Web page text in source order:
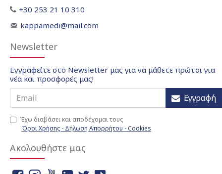
+30 253 21 10 310
kappamedi@mail.com
Newsletter
Εγγραφείτε στο Newsletter μας για να μάθετε πρώτοι για
νέα και προσφορές μας!
Εγγραφή
Έχω διαβάσει και αποδέχομαι τους
Όροι Χρήσης - Δήλωση Απορρήτου - Cookies
Ακολουθήστε μας